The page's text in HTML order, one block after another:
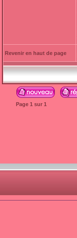
Revenir en haut de page
Page 1 sur 1